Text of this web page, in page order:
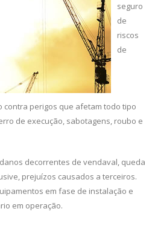
seguro
de
riscos
de
perigos que afetam todo tipo
de execução, sabotagens, roubo e
decorrentes de vendaval, queda
prejuízos causados a terceiros.
em fase de instalação e
em operação.